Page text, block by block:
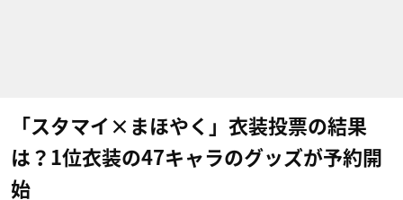
「スタマイ×まほやく」衣装投票の結果
は？1位衣装の47キャラのグッズが予約開
始